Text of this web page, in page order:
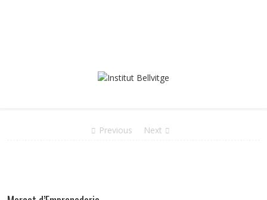
Previous Next